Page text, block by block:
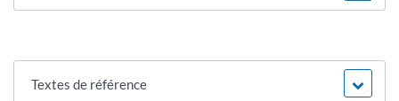
Textes de référence